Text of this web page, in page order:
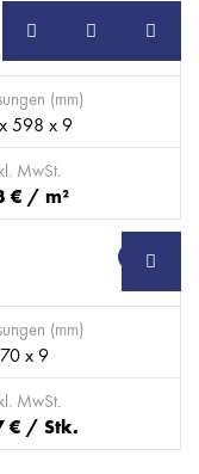
(mm)
598 x 9
MwSt.
€ / m²
SB
(mm)
x 9
MwSt.
€ / Stk.